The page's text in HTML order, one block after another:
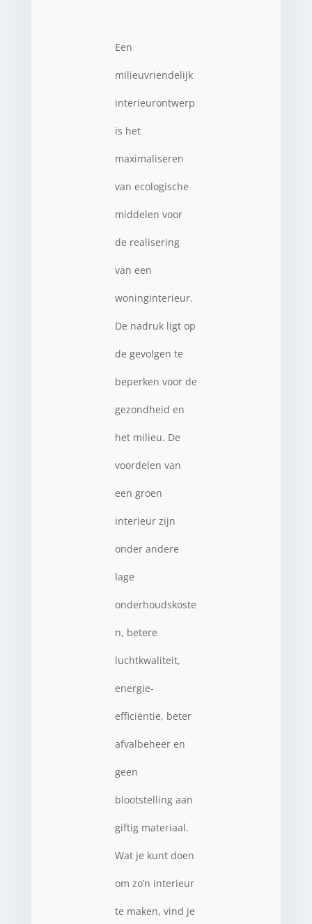
Een
milieuvriendelijk
interieurontwerp
is het
maximaliseren
van ecologische
middelen voor
de realisering
van een
woninginterieur.
De nadruk ligt op
de gevolgen te
beperken voor de
gezondheid en
het milieu. De
voordelen van
een groen
interieur zijn
onder andere
lage
onderhoudskoste
n, betere
luchtkwaliteit,
energie-
efficiëntie, beter
afvalbeheer en
geen
blootstelling aan
giftig materiaal.
Wat je kunt doen
om zo’n interieur
te maken, vind je